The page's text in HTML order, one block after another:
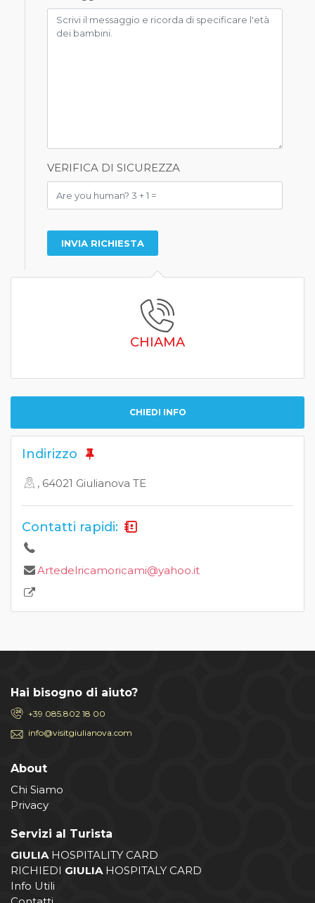
VERIFICA DI SICUREZZA
CHIAMA
CHIEDI INFO
Indirizzo
, 64021 Giulianova TE
Contatti rapidi:
Artedelricamoricami@yahoo.it
Hai bisogno di aiuto?
+39 085.802 18 00
info@visitgiulianova.com
About
Chi Siamo
Privacy
Servizi al Turista
GIULIA HOSPITALITY CARD
RICHIEDI GIULIA HOSPITALY CARD
Info Utili